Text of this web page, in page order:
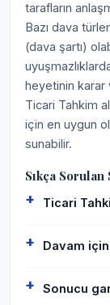
tarafların
Bazı dava
(dava şartı)
heyetinin karar
Ticari Tahkim
için en uygun
sunabilir.
Sıkça
Ticari
Davam için
Sonucu